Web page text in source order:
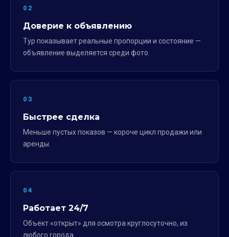
02
Доверие к объявлению
Тур показывает реальные пропорции и состояние —
объявление выделяется среди фото.
03
Быстрее сделка
Меньше пустых показов — короче цикл продажи или
аренды.
04
Работает 24/7
Объект «открыт» для осмотра круглосуточно, из
любого города.